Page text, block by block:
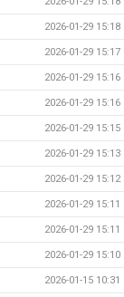
2026-01-29 15:18
2026-01-29 15:17
2026-01-29 15:16
2026-01-29 15:16
2026-01-29 15:15
2026-01-29 15:13
2026-01-29 15:12
2026-01-29 15:11
2026-01-29 15:11
2026-01-29 15:10
2026-01-15 10:31